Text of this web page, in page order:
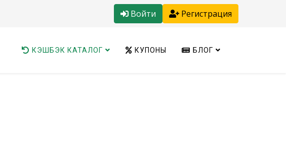
Войти Регистрация
КЭШБЭК КАТАЛОГ КУПОНЫ БЛОГ